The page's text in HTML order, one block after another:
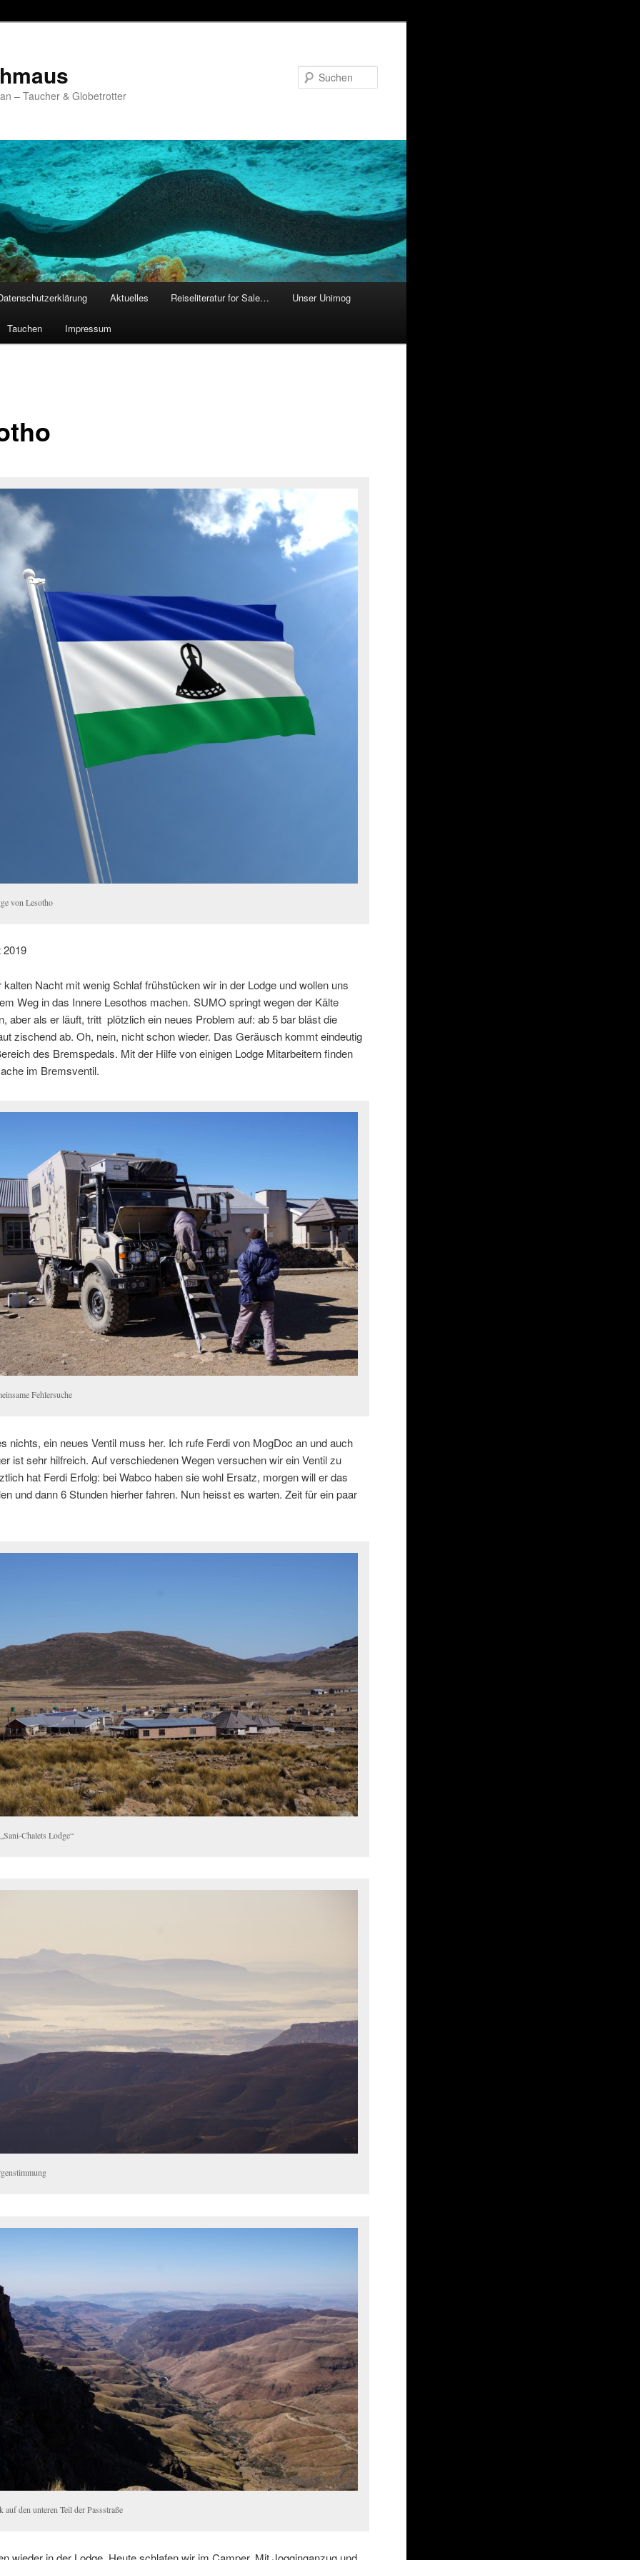
– Taucher & Globetrotter
Aktuelles Reiseliteratur for Sale… Unser Unimog
Tauchen Impressum
von Lesotho
2019
kalten Nacht mit wenig Schlaf frühstücken wir in der Lodge und wollen uns
Weg in das Innere Lesothos machen. SUMO springt wegen der Kälte
aber als er läuft, tritt plötzlich ein neues Problem auf: ab 5 bar bläst die
zischend ab. Oh, nein, nicht schon wieder. Das Geräusch kommt eindeutig
des Bremspedals. Mit der Hilfe von einigen Lodge Mitarbeitern finden
im Bremsventil.
Fehlersuche
nichts, ein neues Ventil muss her. Ich rufe Ferdi von MogDoc an und auch
ist sehr hilfreich. Auf verschiedenen Wegen versuchen wir ein Ventil zu
hat Ferdi Erfolg: bei Wabco haben sie wohl Ersatz, morgen will er das
und dann 6 Stunden hierher fahren. Nun heisst es warten. Zeit für ein paar
Chalets Lodge“
auf den unteren Teil der Passstraße